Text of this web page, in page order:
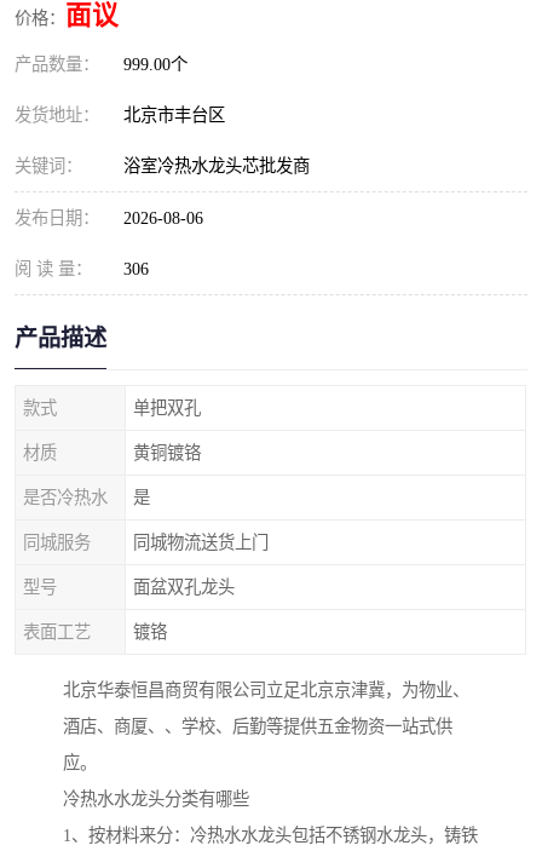
价格： 面议
产品数量： 999.00个
发货地址： 北京市丰台区
关键词： 浴室冷热水龙头芯批发商
发布日期： 2026-08-06
阅 读 量： 306
产品描述
款式 单把双孔
材质 黄铜镀铬
是否冷热水 是
同城服务 同城物流送货上门
型号 面盆双孔龙头
表面工艺 镀铬
北京华泰恒昌商贸有限公司立足北京京津冀，为物业、
酒店、商厦、、学校、后勤等提供五金物资一站式供
应。
冷热水水龙头分类有哪些
1、按材料来分：冷热水水龙头包括不锈钢水龙头，铸铁